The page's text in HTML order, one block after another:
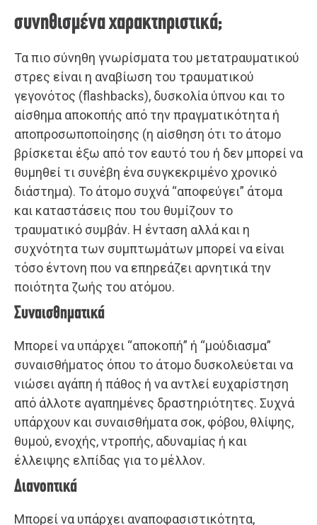
συνηθισμένα χαρακτηριστικά;
Τα πιο σύνηθη γνωρίσματα του μετατραυματικού
στρες είναι η αναβίωση του τραυματικού
γεγονότος (flashbacks), δυσκολία ύπνου και το
αίσθημα αποκοπής από την πραγματικότητα ή
αποπροσωποποίησης (η αίσθηση ότι το άτομο
βρίσκεται έξω από τον εαυτό του ή δεν μπορεί να
θυμηθεί τι συνέβη ένα συγκεκριμένο χρονικό
διάστημα). Το άτομο συχνά “αποφεύγει” άτομα
και καταστάσεις που του θυμίζουν το
τραυματικό συμβάν. Η ένταση αλλά και η
συχνότητα των συμπτωμάτων μπορεί να είναι
τόσο έντονη που να επηρεάζει αρνητικά την
ποιότητα ζωής του ατόμου.
Συναισθηματικά
Μπορεί να υπάρχει “αποκοπή” ή “μούδιασμα”
συναισθήματος όπου το άτομο δυσκολεύεται να
νιώσει αγάπη ή πάθος ή να αντλεί ευχαρίστηση
από άλλοτε αγαπημένες δραστηριότητες. Συχνά
υπάρχουν και συναισθήματα σοκ, φόβου, θλίψης,
θυμού, ενοχής, ντροπής, αδυναμίας ή και
έλλειψης ελπίδας για το μέλλον.
Διανοητικά
Μπορεί να υπάρχει αναποφασιστικότητα,